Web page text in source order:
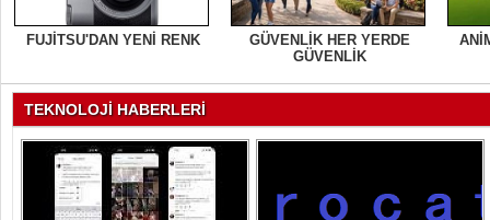
FUJİTSU'DAN YENİ RENK
GÜVENLİK HER YERDE
GÜVENLİK
TEKNOLOJİ HABERLERİ